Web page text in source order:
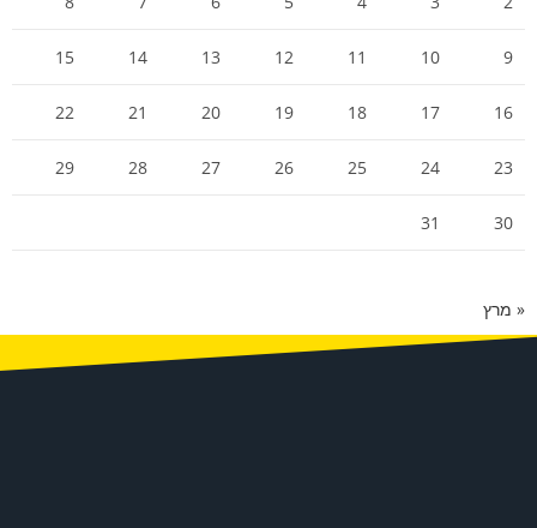
9
10
11
12
13
14
15
16
17
18
19
20
21
22
23
24
25
26
27
28
29
30
31
« מרץ